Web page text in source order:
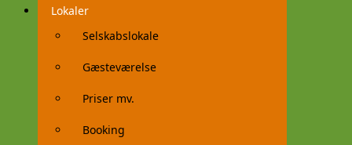
Lokaler
Selskabslokale
Gæsteværelse
Priser mv.
Booking